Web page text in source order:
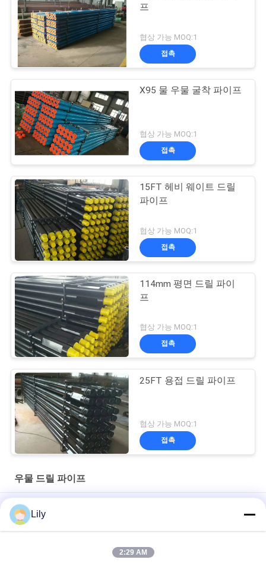
프
협상 가능 MOQ:1
접촉
X95 물 우물 굴착 파이프
협상 가능 MOQ:1
접촉
15FT 헤비 웨이트 드릴
파이프
협상 가능 MOQ:1
접촉
114mm 평면 드릴 파이
프
협상 가능 MOQ:1
접촉
25FT 용접 드릴 파이프
협상 가능 MOQ:1
접촉
우물 드릴 파이프
API G105 OEM DTH 블랙 워터 우물 뚫기 파이프 직경 168mm
API 단조 S135 DTH 드릴 로드 오일 웰 케이싱 파이프 1000mm 길
Lily
2:29 AM